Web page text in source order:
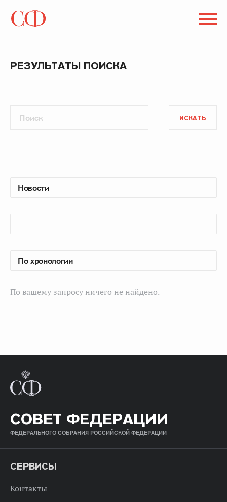
РЕЗУЛЬТАТЫ ПОИСКА
ИСКАТЬ
По вашему запросу ничего не найдено.
СОВЕТ ФЕДЕРАЦИИ
ФЕДЕРАЛЬНОГО СОБРАНИЯ РОССИЙСКОЙ ФЕДЕРАЦИИ
СЕРВИСЫ
Контакты